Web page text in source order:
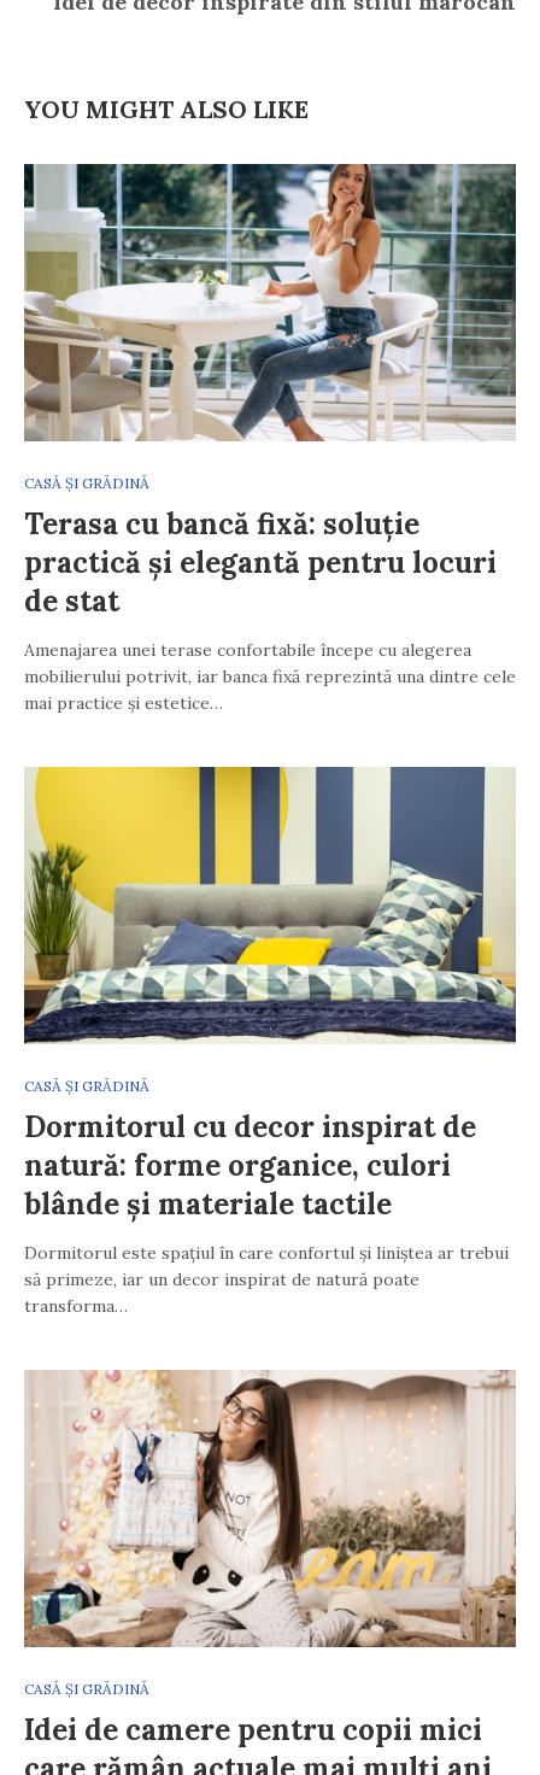
YOU MIGHT ALSO LIKE
CASĂ ȘI GRĂDINĂ
Terasa cu bancă fixă: soluție
practică și elegantă pentru locuri
de stat
Amenajarea unei terase confortabile începe cu alegerea
mobilierului potrivit, iar banca fixă reprezintă una dintre cele
mai practice și estetice…
CASĂ ȘI GRĂDINĂ
Dormitorul cu decor inspirat de
natură: forme organice, culori
blânde și materiale tactile
Dormitorul este spațiul în care confortul și liniștea ar trebui
să primeze, iar un decor inspirat de natură poate
transforma…
CASĂ ȘI GRĂDINĂ
Idei de camere pentru copii mici